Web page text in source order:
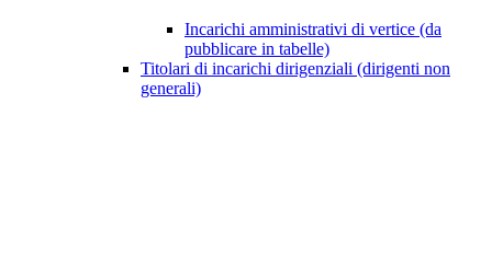
Incarichi amministrativi di vertice (da
pubblicare in tabelle)
Titolari di incarichi dirigenziali (dirigenti non
generali)